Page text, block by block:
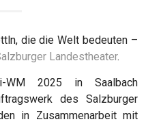
die die Welt bedeuten –
Landestheater.
2025 in Saalbach
des Salzburger
in Zusammenarbeit mit